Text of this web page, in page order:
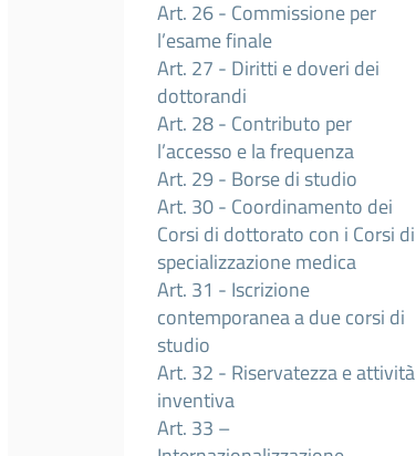
Art. 26 - Commissione per
l’esame finale
Art. 27 - Diritti e doveri dei
dottorandi
Art. 28 - Contributo per
l’accesso e la frequenza
Art. 29 - Borse di studio
Art. 30 - Coordinamento dei
Corsi di dottorato con i Corsi di
specializzazione medica
Art. 31 - Iscrizione
contemporanea a due corsi di
studio
Art. 32 - Riservatezza e attività
inventiva
Art. 33 –